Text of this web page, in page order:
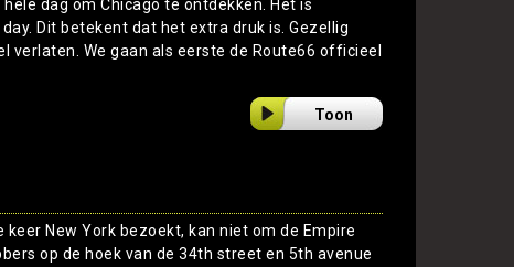
hele dag om Chicago te ontdekken. Het is
Dit betekent dat het extra druk is. Gezellig
verlaten. We gaan als eerste de Route66 officieel
Toon
keer New York bezoekt, kan niet om de Empire
op de hoek van de 34th street en 5th avenue